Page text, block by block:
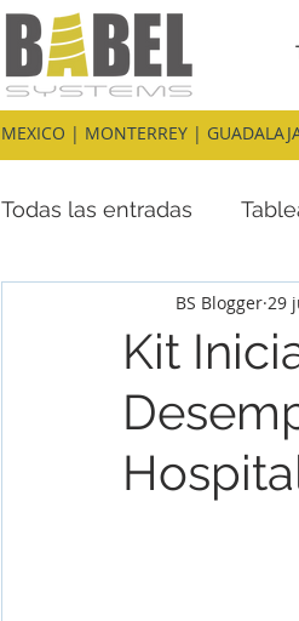
MEXICO | MONTERREY |
Todas las entradas
Konnect Insights
Kit
BS Blogger 29